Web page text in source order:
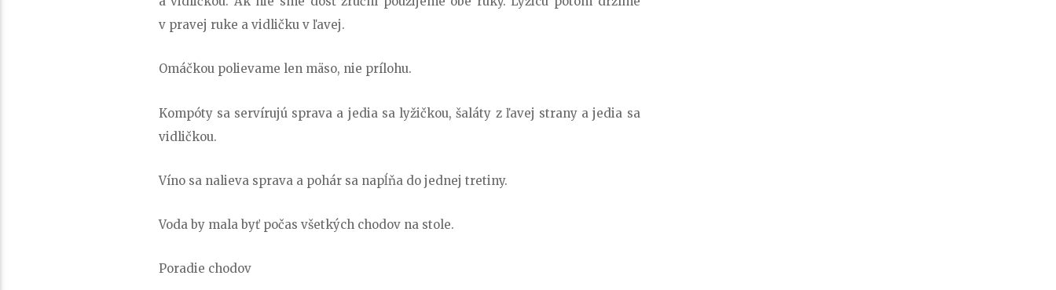
v pravej ruke a vidličku v ľavej.
Omáčkou polievame len mäso, nie prílohu.
Kompóty sa servírujú sprava a jedia sa lyžičkou, šaláty z ľavej strany a jedia sa
vidličkou.
Víno sa nalieva sprava a pohár sa napĺňa do jednej tretiny.
Voda by mala byť počas všetkých chodov na stole.
Poradie chodov